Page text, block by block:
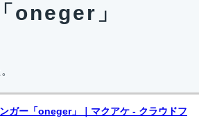
oneger」
ガー「oneger」｜マクアケ - クラウドフ